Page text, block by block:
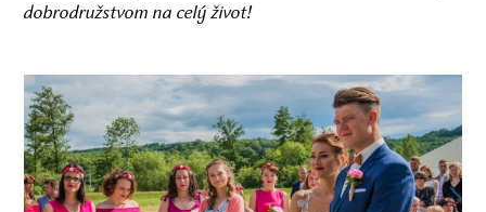
dobrodružstvom na celý život!